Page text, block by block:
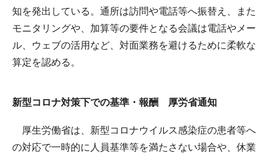
知を発出している。通所は訪問や電話等へ振替え、また
モニタリングや、加算等の要件となる会議は電話やメー
ル、ウェブの活用など、対面業務を避けるために柔軟な
算定を認める。
新型コロナ対策下での基準・報酬 厚労省通知
厚生労働省は、新型コロナウイルス感染症の患者等へ
の対応で一時的に人員基準等を満たさない場合や、休業